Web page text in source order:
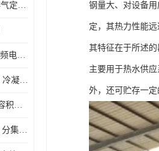
山东水龙王集团-真空排气定压机组
空调供热系统-DN150高频电子水除垢仪
河北销售 凝结水回收器 冷凝水回收器
银川销售 SFV-5贮存式容积式换热器
乌鲁木齐 DN800分汽缸 分集水器
钢量大、对设备
定，其热力性能
其特征在于所述
主要用于热水供
外，还可贮存一定